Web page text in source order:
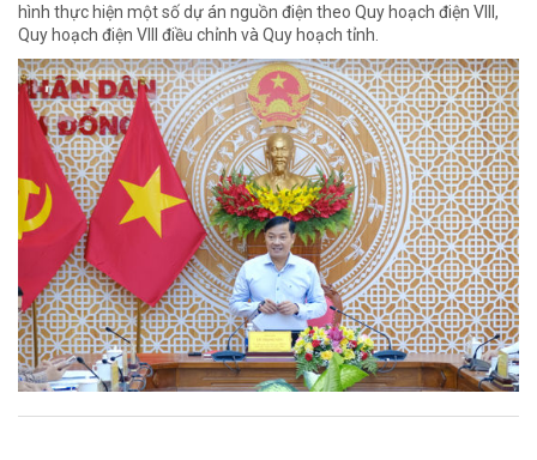
hình thực hiện một số dự án nguồn điện theo Quy hoạch điện VIII,
Quy hoạch điện VIII điều chỉnh và Quy hoạch tỉnh.